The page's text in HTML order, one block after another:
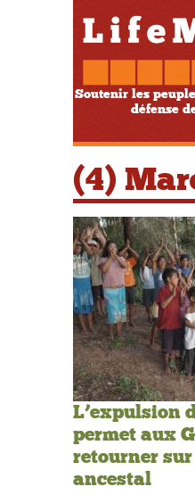
Soutenir les
défense
(4)
L’expulsion
permet aux
retourner
ancestal